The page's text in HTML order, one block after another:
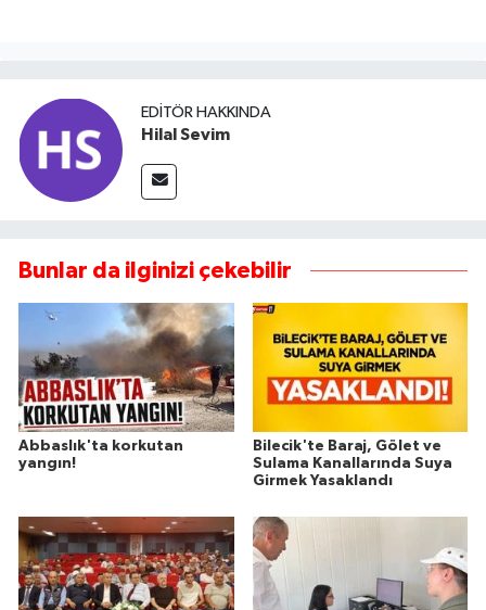
EDITÖR HAKKINDA
Hilal Sevim
Bunlar da ilginizi çekebilir
Abbaslık'ta korkutan
yangın!
Bilecik'te Baraj, Gölet ve
Sulama Kanallarında Suya
Girmek Yasaklandı